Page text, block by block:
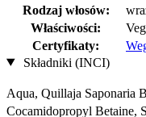
Rodzaj włosów:
Właściwości:
Certyfikaty:
Składniki (INCI)
Aqua, Quillaja Saponaria
Cocamidopropyl Betaine,